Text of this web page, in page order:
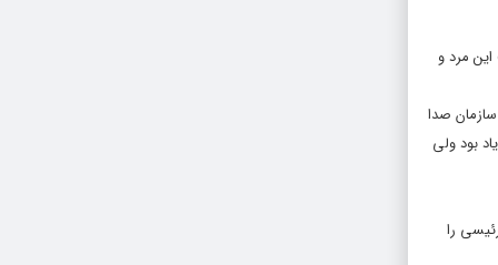
مرد و
مساعدی ندارد. ساعت ۱۷ روز یکشنبه وقتی به سازمان صدا
خبرهای ضد و نقیض زیاد بود ولی
رئیسی را